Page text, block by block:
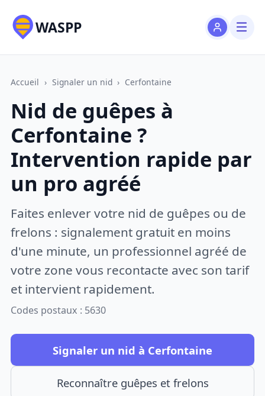
WASPP
Accueil › Signaler un nid › Cerfontaine
Nid de guêpes à
Cerfontaine ?
Intervention rapide par
un pro agréé
Faites enlever votre nid de guêpes ou de
frelons : signalement gratuit en moins
d'une minute, un professionnel agréé de
votre zone vous recontacte avec son tarif
et intervient rapidement.
Codes postaux : 5630
Signaler un nid à Cerfontaine
Reconnaître guêpes et frelons